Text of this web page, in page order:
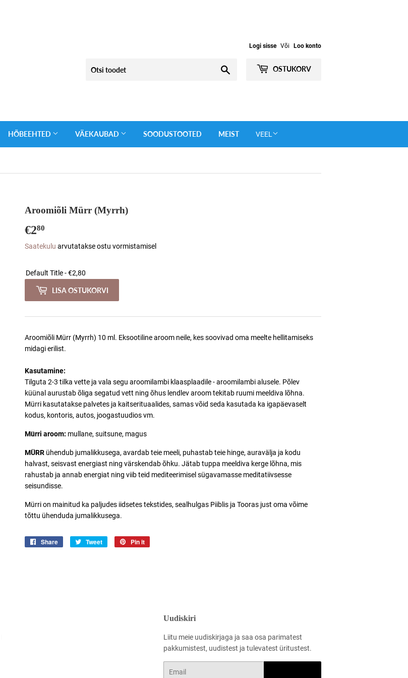
Logi sisse Või Loo konto
OSTUKORV
HÕBEEHTED VÄEKAUBAD SOODUSTOOTED MEIST VEEL
Aroomiõli Mürr (Myrrh)
€280
Saatekulu arvutatakse ostu vormistamisel
LISA OSTUKORVI
Aroomiõli Mürr (Myrrh) 10 ml. Eksootiline aroom neile, kes soovivad oma meelte hellitamiseks
midagi erilist.
Kasutamine:
Tilguta 2-3 tilka vette ja vala segu aroomilambi klaasplaadile - aroomilambi alusele. Põlev
küünal aurustab õliga segatud vett ning õhus lendlev aroom tekitab ruumi meeldiva lõhna.
Mürri kasutatakse palvetes ja kaitserituaalides, samas võid seda kasutada ka igapäevaselt
kodus, kontoris, autos, joogastuudios vm.
Mürri aroom: mullane, suitsune, magus
MÜRR ühendub jumalikkusega, avardab teie meeli, puhastab teie hinge, auravälja ja kodu
halvast, seisvast energiast ning värskendab õhku. Jätab tuppa meeldiva kerge lõhna, mis
rahustab ja annab energiat ning viib teid mediteerimisel sügavamasse meditatiivsesse
seisundisse.
Mürrion mainitud ka paljudes iidsetes tekstides, sealhulgas Piiblis ja Tooras just oma võime
tõttu ühenduda jumalikkusega.
Share
Jaga
Tweet
Jaga
Pin it
Uudiskiri
Liitu meie uudiskirjaga ja saa osa parimatest
pakkumistest, uudistest ja tulevatest üritustest.